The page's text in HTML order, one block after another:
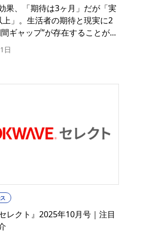
果、「期待は3ヶ月」だが「実
」。生活者の期待と現実に2
ギャップ”が存在することが...
日
セレクト』2025年10月号｜注目